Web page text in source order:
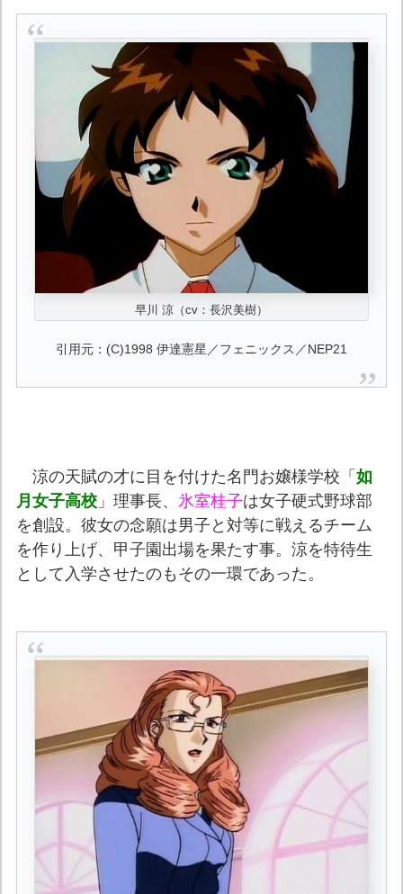
早川 涼（cv：長沢美樹）
引用元：(C)1998 伊達憲星／フェニックス／NEP21
涼の天賦の才に目を付けた名門お嬢様学校「如
月女子高校 」理事長、 氷室桂子は女子硬式野球部
を創設。彼女の念願は男子と対等に戦えるチーム
を作り上げ、甲子園出場を果たす事。涼を特待生
として入学させたのもその一環であった。